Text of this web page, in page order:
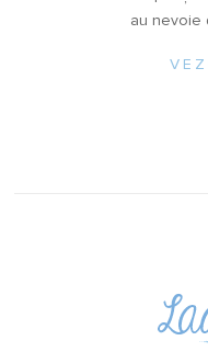
au nevoie